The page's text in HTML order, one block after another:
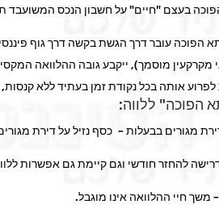
בעצם "חיים" על חשבון הנכס המשועבד
הפוכה עובר דרך הגשת בקשה דרך גוף
אותה בכל נקודת זמן בעתיד ללא
הפוכה" ללווה: